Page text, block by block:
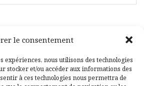
le consentement
expériences, nous utilisons des technologies
stocker et/ou accéder aux informations des
à ces technologies nous permettra de